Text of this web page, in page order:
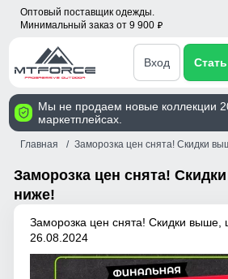
Оптовый поставщик одежды.
Минимальный заказ от 9 900 p
Вход
Мы не продаем новые коллекции
маркетплейсах.
Главная Заморозка цен снята! Скидки
Заморозка цен снята!
ниже!
Заморозка цен снята! Скидки выше,
26.08.2024